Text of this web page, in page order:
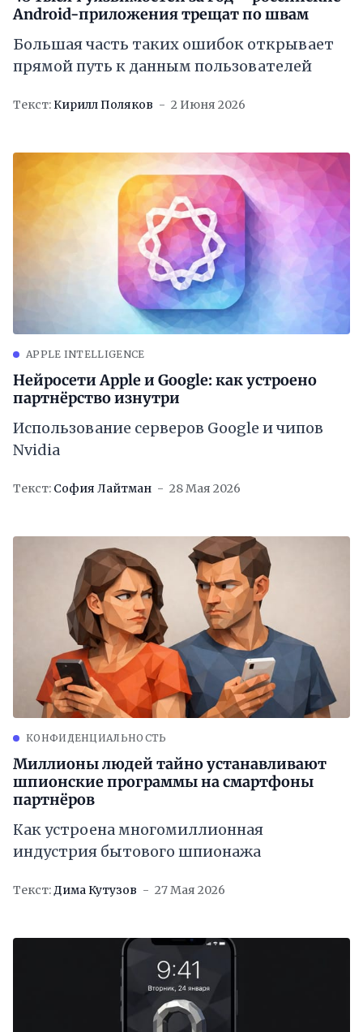
Android-приложения трещат по швам
Большая часть таких ошибок открывает
прямой путь к данным пользователей
Текст: Кирилл Поляков 2 Июня 2026
APPLE INTELLIGENCE
Нейросети Apple и Google: как устроено
партнёрство изнутри
Использование серверов Google и чипов
Nvidia
Текст: София Лайтман 28 Мая 2026
КОНФИДЕНЦИАЛЬНОСТЬ
Миллионы людей тайно устанавливают
шпионские программы на смартфоны
партнёров
Как устроена многомиллионная
индустрия бытового шпионажа
Текст:Дима Кутузов 27 Мая 2026